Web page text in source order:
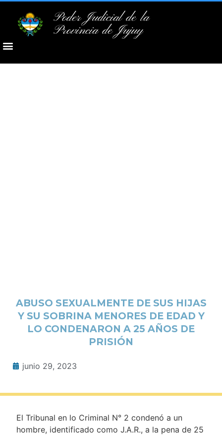
Poder Judicial de la
Provincia de Jujuy
ABUSO SEXUALMENTE DE SUS HIJAS
Y SU SOBRINA MENORES DE EDAD Y
LO CONDENARON A 25 AÑOS DE
PRISIÓN
junio 29, 2023
El Tribunal en lo Criminal N° 2 condenó a un
hombre, identificado como J.A.R., a la pena de 25